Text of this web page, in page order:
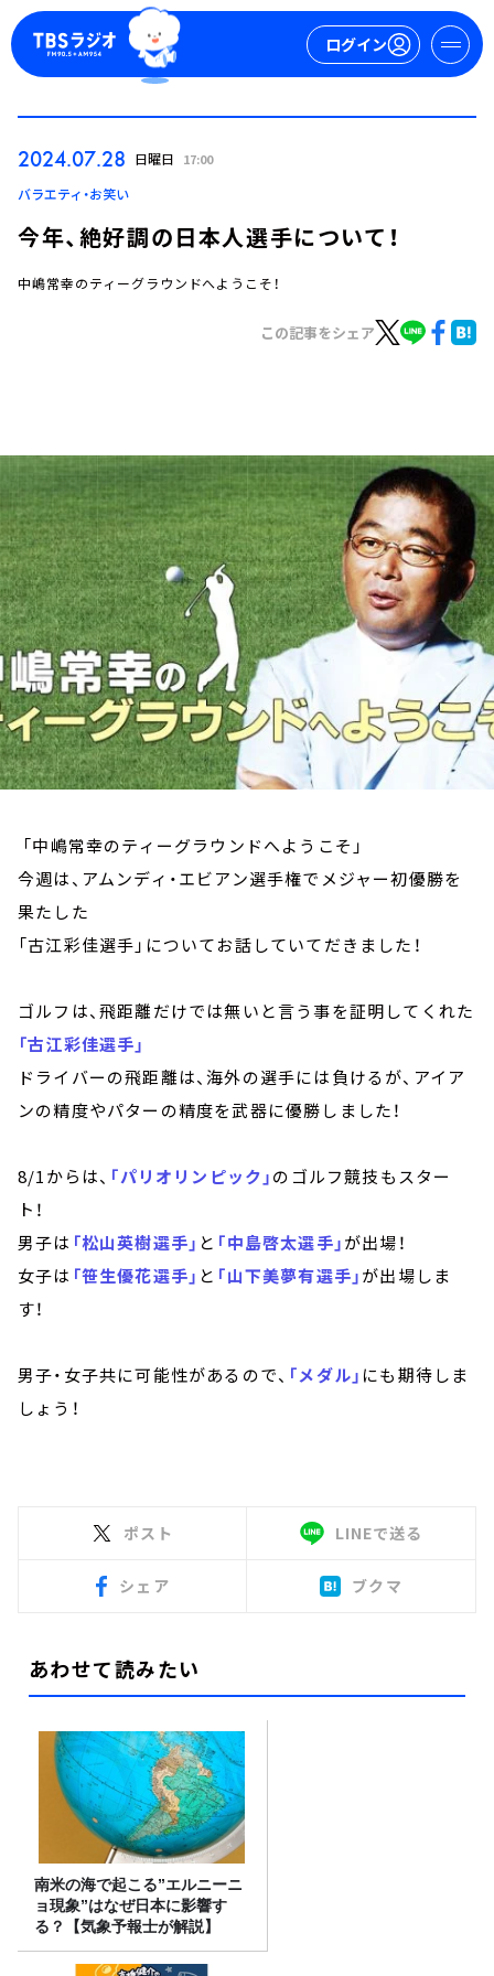
ログイン
ログイン
トピックス
TBS Podcast
お知らせ
イベント・グッズ
YouTube
会社情報
2024.07.28 日曜日 17:00
バラエティ・お笑い
今年、絶好調の日本人選手について！
中嶋常幸のティーグラウンドへようこそ！
この記事をシェア
「中嶋常幸のティーグラウンドへようこそ」
今週は、アムンディ・エビアン選手権でメジャー初優勝を
果たした
「古江彩佳選手」についてお話していてだきました！
ゴルフは、飛距離だけでは無いと言う事を証明してくれた
「古江彩佳選手」
ドライバーの飛距離は、海外の選手には負けるが、アイア
ンの精度やパターの精度を武器に優勝しました！
8/1からは、 「パリオリンピック」のゴルフ競技もスター
ト！
男子は 「松山英樹選手」 と 「中島啓太選手」が出場！
女子は 「笹生優花選手」 と 「山下美夢有選手」が出場しま
す！
男子・女子共に可能性があるので、 「メダル」 にも期待しま
しょう！
ポスト LINEで送る
シェア ブクマ
あわせて読みたい
南米の海で起こる”エルニーニ
ョ現象”はなぜ日本に影響す
る？【気象予報士が解説】